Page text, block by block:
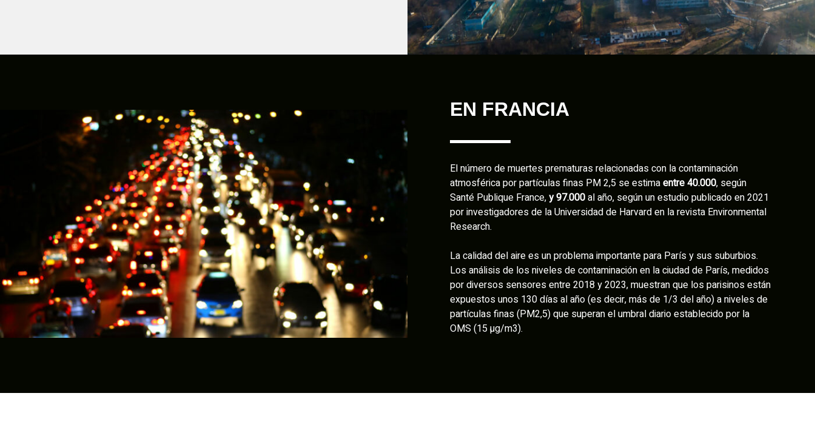
EN FRANCIA
El número de muertes prematuras relacionadas con la contaminación
atmosférica por partículas finas PM 2,5 se estimaentre 40.000, según
Santé Publique France,y 97.000al año, según un estudio publicado en 2021
por investigadores de la Universidad de Harvard en la revista Environmental
Research.
La calidad del aire es un problema importante para París y sus suburbios.
Los análisis de los niveles de contaminación en la ciudad de París, medidos
por diversos sensores entre 2018 y 2023, muestran que los parisinos están
expuestos unos 130 días al año (es decir, más de 1/3 del año) a niveles de
partículas finas (PM2,5) que superan el umbral diario establecido por la
OMS (15 µg/m3).